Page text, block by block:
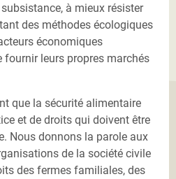
à mieux résister
des méthodes écologiques
économiques
leurs propres marchés
que la sécurité alimentaire
et de droits qui doivent être
Nous donnons la parole aux
de la société civile
des fermes familiales, des